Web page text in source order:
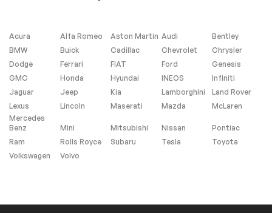
Contrôle de
Stabilité
Vitres et essuie-glace
Détecteur de pluie
Acura Alfa Romeo Aston Martin Audi
Bentley
BMW
Buick Cadillac Chevrolet
Chrysler
Dodge
Ferrari FIAT Ford
Genesis
GMC
Honda Hyundai INEOS
Infiniti
Jaguar
Jeep Kia Lamborghini
Land Rover
Lexus
Lincoln Maserati Mazda
McLaren
Mercedes
Benz
Mini Mitsubishi Nissan
Pontiac
Ram
Rolls Royce Subaru Tesla
Toyota
Volkswagen
Volvo